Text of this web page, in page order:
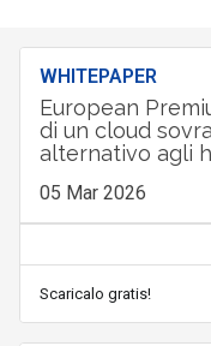
WHITEPAPER
European
di un cloud
alternativo agli
05 Mar 2026
Scaricalo gratis!